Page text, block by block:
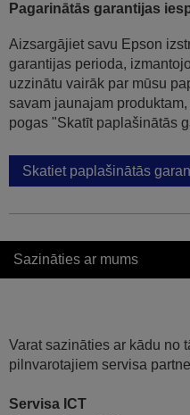
Pagarinātās garantijas
Aizsargājiet savu Epson
garantijas perioda,
uzzinātu vairāk par mūsu
savam jaunajam
pogas "Skatīt paplašinātās
Skatiet paplašinātās
Sazināties ar mums
Varat sazināties ar kādu no
pilnvarotajiem servisa
Servisa ICT